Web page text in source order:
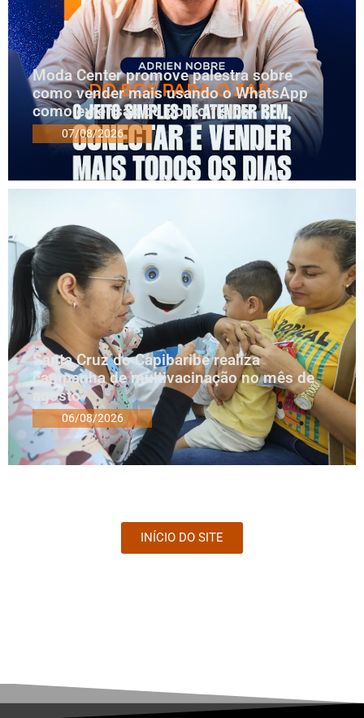
Moda Center promove palestra sobre
como vender mais usando o WhatsApp
como extensão do ponto físico
07/08/2026
Santa Cruz do Capibaribe realiza
campanha de multivacinação no mês de
agosto
06/08/2026
INÍCIO DO SITE